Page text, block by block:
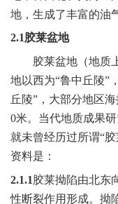
地，生成了丰富的油
2.1胶莱盆地
胶莱盆地（地质
地以西为“鲁中丘陵”
丘陵”，大部分地区
0米。当代地质成果
就未曾经历过所谓“
资料是：
2.1.1 胶莱拗陷由北东
性断裂作用形成。拗